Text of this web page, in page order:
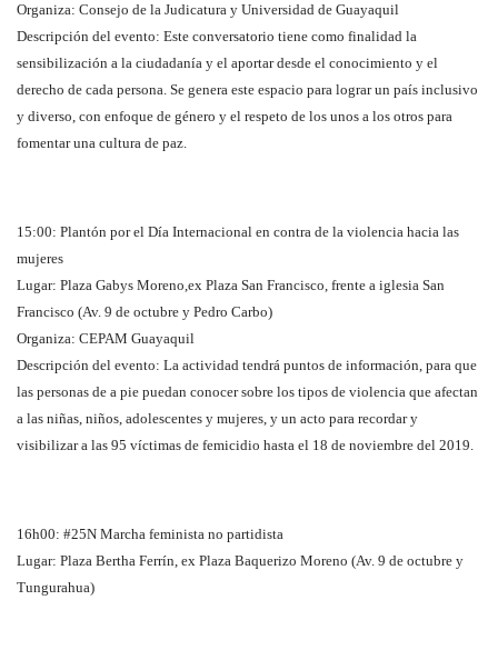
Organiza: Consejo de la Judicatura y Universidad de Guayaquil
Descripción del evento: Este conversatorio tiene como finalidad la
sensibilización a la ciudadanía y el aportar desde el conocimiento y el
derecho de cada persona. Se genera este espacio para lograr un país inclusivo
y diverso, con enfoque de género y el respeto de los unos a los otros para
fomentar una cultura de paz.
15:00: Plantón por el Día Internacional en contra de la violencia hacia las
mujeres
Lugar: Plaza Gabys Moreno,ex Plaza San Francisco, frente a iglesia San
Francisco (Av. 9 de octubre y Pedro Carbo)
Organiza: CEPAM Guayaquil
Descripción del evento: La actividad tendrá puntos de información, para que
las personas de a pie puedan conocer sobre los tipos de violencia que afectan
a las niñas, niños, adolescentes y mujeres, y un acto para recordar y
visibilizar a las 95 víctimas de femicidio hasta el 18 de noviembre del 2019.
16h00: #25N Marcha feminista no partidista
Lugar: Plaza Bertha Ferrín, ex Plaza Baquerizo Moreno (Av. 9 de octubre y
Tungurahua)